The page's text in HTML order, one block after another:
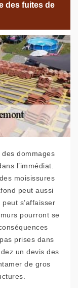
des fuites de
dommages
l’immédiat.
moisissures
peut aussi
s’affaisser
pourront se
prises dans
un devis des
de gros